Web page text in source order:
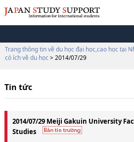
Trang thông tin về du học đại học,cao học tại
có ích về du học > 2014/07/29
Tin tức
2014/07/29 Meiji Gakuin University
Studies